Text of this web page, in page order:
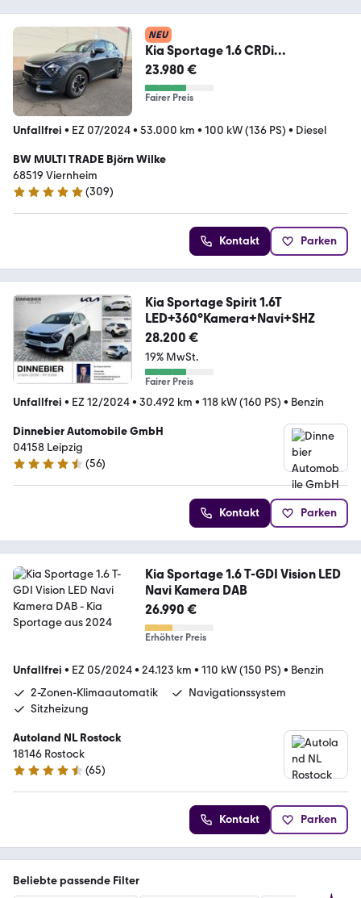
NEU
Kia Sportage 1.6 CRDi
EcoDynamics+ Business
23.980 €
Fairer Preis
Unfallfrei • EZ 07/2024• 53.000 km • 100 kW (136 PS) • Diesel
BW MULTI TRADE Björn Wilke
68519 Viernheim
4.9 Sterne
(309)
Kontakt Parken
Kia Sportage Spirit 1.6T
LED+360°Kamera+Navi+SHZ
28.200 €
19% MwSt.
Fairer Preis
Unfallfrei • EZ 12/2024• 30.492 km • 118 kW (160 PS) • Benzin
Dinnebier Automobile GmbH
04158 Leipzig
4.6 Sterne
(56)
Kontakt Parken
Kia Sportage 1.6 T-GDI Vision LED
Navi Kamera DAB
26.990 €
Erhöhter Preis
Unfallfrei • EZ 05/2024• 24.123 km • 110 kW (150 PS) • Benzin
2-Zonen-Klimaautomatik
Navigationssystem
Sitzheizung
Autoland NL Rostock
18146 Rostock
4.6 Sterne
(65)
Kontakt Parken
Beliebte passende Filter